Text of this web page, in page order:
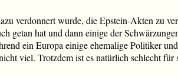
verdonnert wurde, die Epstein-Akten zu
getan hat und dann einige der
ein Europa einige ehemalige Politiker
viel. Trotzdem ist es natürlich schlecht für